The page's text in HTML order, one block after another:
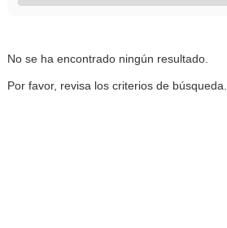
No se ha encontrado ningún resultado.
Por favor, revisa los criterios de búsqueda.